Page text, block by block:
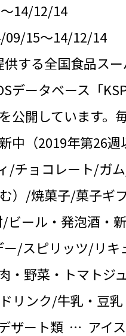
14/12/14
09/15～14/12/14
供する全国食品ス
データベース「
公開しています。
中（2019年第26週
チョコレート/ガ
）/焼菓子/菓子ギ
ール・発泡酒・
ー/スピリッツ/リキ
野菜・トマトジ
リンク/牛乳・豆
ザート類 … アイ